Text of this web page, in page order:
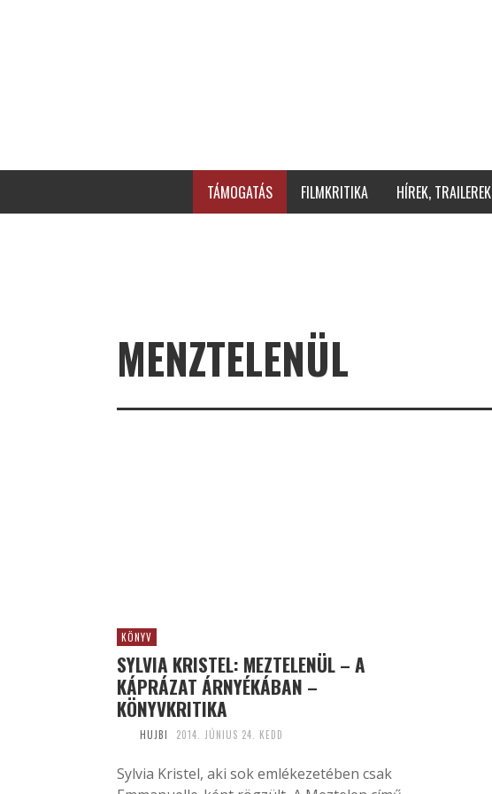
TÁMOGATÁS FILMKRITIKA HÍREK, TRAILEREK
MENZTELENÜL
KÖNYV
SYLVIA KRISTEL: MEZTELENÜL – A
KÁPRÁZAT ÁRNYÉKÁBAN –
KÖNYVKRITIKA
HUJBI 2014. JÚNIUS 24. KEDD
Sylvia Kristel, aki sok emlékezetében csak